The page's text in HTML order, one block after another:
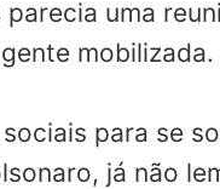
uma
mobilizada.
para se
já não